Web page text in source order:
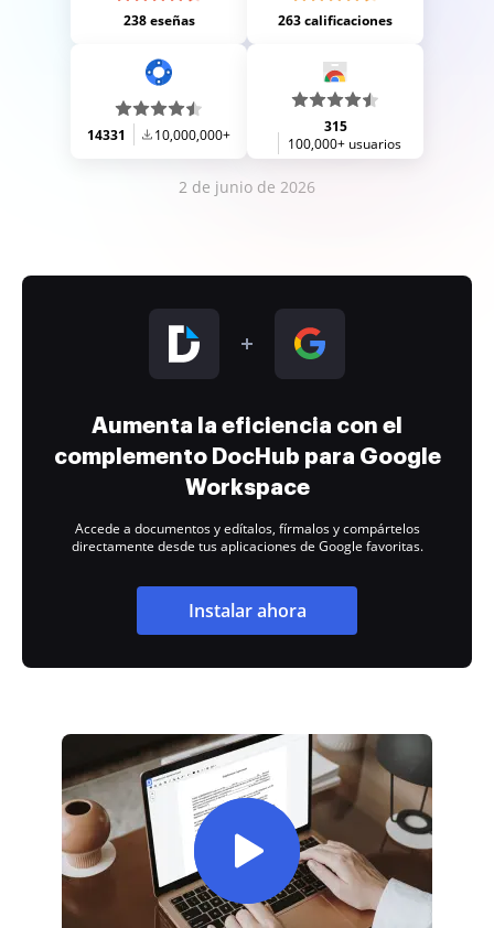
238 eseñas 263 calificaciones
14331 10,000,000+
315
100,000+ usuarios
2 de junio de 2026
Aumenta la eficiencia con el
complemento DocHub para Google
Workspace
Accede a documentos y edítalos, fírmalos y compártelos
directamente desde tus aplicaciones de Google favoritas.
Instalar ahora